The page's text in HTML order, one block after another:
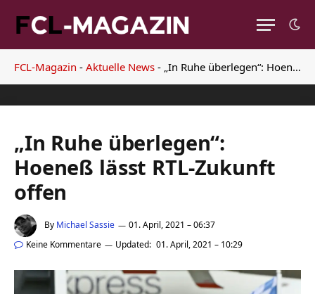
FCL-Magazin - Aktuelle News - „In Ruhe überlegen“: Hoeneß lässt RTL-Zukunft offen
„In Ruhe überlegen“:
Hoeneß lässt RTL-Zukunft
offen
By Michael Sassie
01. April, 2021 – 06:37
Keine Kommentare
Updated: 01. April, 2021 – 10:29